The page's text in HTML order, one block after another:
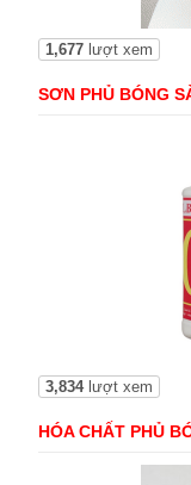
1,677lượt xem
SƠN PHỦ BÓNG
3,834lượt xem
HÓA CHẤT PHỦ